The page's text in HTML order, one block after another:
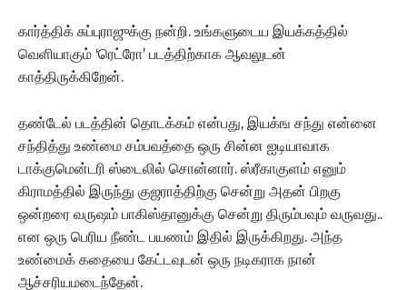
கார்த்திக் சுப்புராஜுக்கு நன்றி. உங்களுடைய இயக்கத்தில்
வெளியாகும் ‘ரெட்ரோ’ படத்திற்காக ஆவலுடன்
காத்திருக்கிறேன்.‌
தண்டேல் படத்தின் தொடக்கம் என்பது, இயக்ங சந்து என்னை
சந்தித்து உண்மை சம்பவத்தை ஒரு சின்ன ஐடியாவாக
டாக்குமென்டரி ஸ்டைலில் சொன்னார். ஸ்ரீகாகுளம் எனும்
கிராமத்தில் இருந்து குஜராத்திற்கு சென்று அதன் பிறகு
ஒன்றரை வருஷம் பாகிஸ்தானுக்கு சென்று திரும்பவும் வருவது..
என ஒரு பெரிய நீண்ட பயணம் இதில் இருக்கிறது. அந்த
உண்மைக் கதையை கேட்டவுடன் ஒரு நடிகராக நான்
ஆச்சரியமடைந்தேன்.